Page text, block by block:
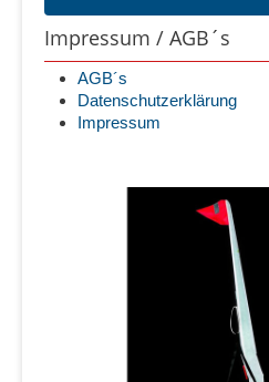
Impressum / AGB´s
AGB´s
Datenschutzerklärung
Impressum